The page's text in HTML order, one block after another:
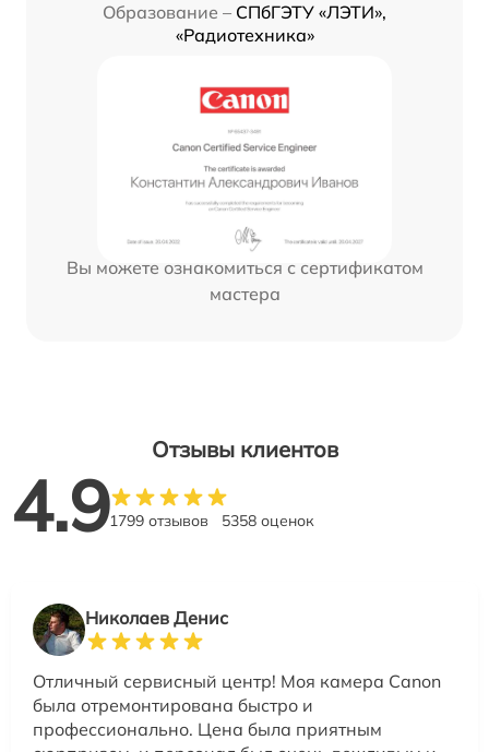
Образование – СПбГЭТУ «ЛЭТИ»,
«Радиотехника»
Вы можете ознакомиться с сертификатом
мастера
Отзывы клиентов
4.91799 отзывов 5358 оценок
Николаев Денис
Отличный сервисный центр! Моя камера Canon
была отремонтирована быстро и
профессионально. Цена была приятным